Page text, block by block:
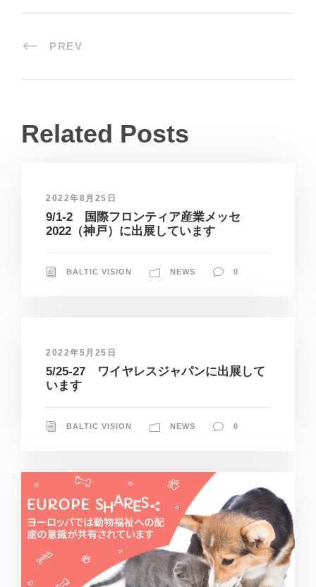
PREV
Related Posts
2022年8月25日
9/1-2 国際フロンティア産業メッセ
2022（神戸）に出展しています
BALTIC VISION NEWS 0
2022年5月25日
5/25-27 ワイヤレスジャパンに出展して
います
BALTIC VISION NEWS 0